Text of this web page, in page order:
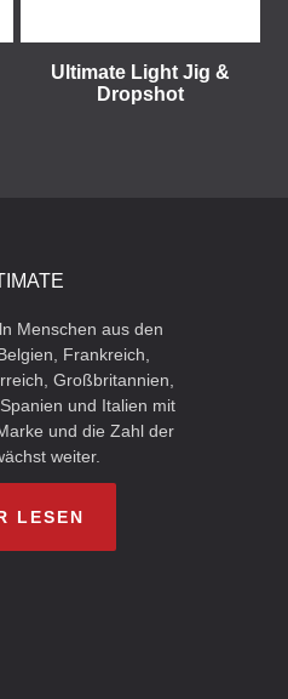
Ultimate Light Jig &
Dropshot
Menschen aus den
Frankreich,
Großbritannien,
und Italien mit
und die Zahl der
weiter.
LESEN